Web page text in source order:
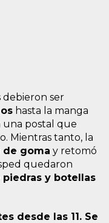
debieron ser
hasta la manga
una postal que
Mientras tanto, la
de goma y retomó
quedaron
piedras y botellas
desde las 11. Se